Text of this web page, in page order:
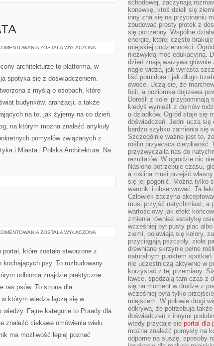
IKONICZNE
ZOSTAŁA WYŁĄCZONA
architekturze to platforma, w
spotyka się z doświadczeniem.
z myślą o osobach, które
budynków, aranżacji, a także
na to, jak żyjemy na co dzień.
na którym można znaleźć artykuły
pomysłów związanych z
i Miasta i Polska Architektura. Na
RASY
ZOSTAŁA WYŁĄCZONA
portal, które zostało stworzone z
kochających psy. To rozbudowany
odbiorca znajdzie praktyczne
ras psów. To strona dla
którym wiedza łączą się w
wiedzy. Fajne kategorie to Porady dla
znaleźć ciekawe omówienia wielu
ma możliwość lepiej poznać
schodowej, zaczynają
konewkę, ktoś dzieli się
inny zna się na przycinaniu
zbudować prosty płotek z
się potrzebny. Wspólne
energię, której często
miejskiej codzienności.
niezwykłą moc edukacyjną.
dzień znają warzywa głównie
nagle widzą, jak wyrasta
liść pomidora i jak długo
owoce. Uczą się, że
folii, a poziomka dojrzewa
Dorośli z kolei przypominają
kiedyś wynieśli z domów
u dziadków. Ogród staje się
doświadczeń. Jedni uczą się
bardzo szybko zamienia się
Szczególnie ważne jest to,
roślin przywraca cierpliwość.
przyzwyczaiła nas do
rezultatów. W ogrodzie nic
Nasiono potrzebuje czasu,
a roślina musi przejść
się jej pogonić. Można tylko
warunki i obserwować. Ta
Człowiek zaczyna
musi przyjść natychmiast, a
wartościowy jak efekt
zmienia również estetykę
wcześniej był pusty plac
ziemi, pojawiają się kolory,
przyciągają pszczoły, zioła
drewniane skrzynie pełne
naturalnym punktem
nie uczestniczą aktywnie w
korzystać z tej przemiany.
ławce, spędzają tam czas z
się na moment w drodze z
wcześniej była tylko
miejscem. W połowie drogi
odkrywa, że potrzebują
doświadczeń z innymi
wtedy przydaje się portal dla
można znaleźć pomysły na
odporne na suszę, sposoby